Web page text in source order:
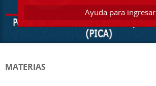
Ayuda para ingresar
MATERIAS